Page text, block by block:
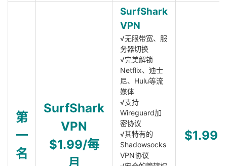
第
一
名
SurfShark
VPN
$1.99/每
月
SurfShark
VPN
√无限带宽、服
务器切换
√完美解锁
Netflix、迪士
尼、Hulu等流
媒体
√支持
Wireguard加
密协议
√其特有的
Shadowsocks
VPN协议
$1.99